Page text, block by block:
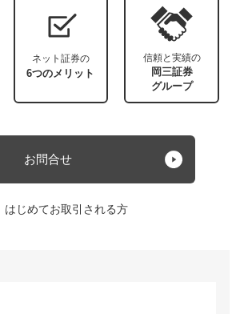
ネット証券の
6つのメリット
信頼と実績の
岡三証券
グループ
お問合せ
はじめてお取引される方